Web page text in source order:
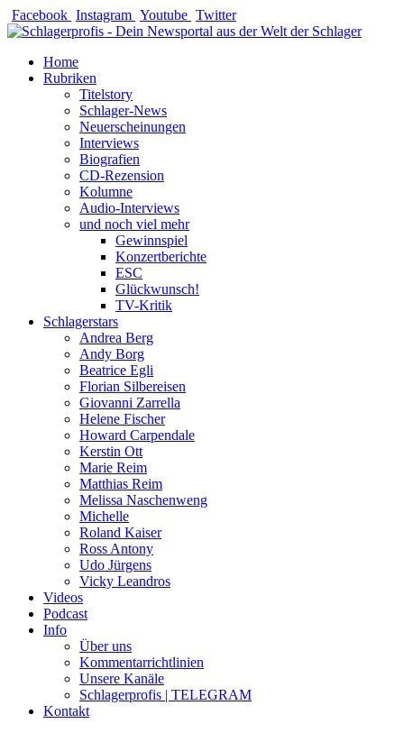
Zum
Inhalt
Facebook Instagram Youtube Twitter
Home
Rubriken
Titelstory
Schlager-News
Neuerscheinungen
Interviews
Biografien
CD-Rezension
Kolumne
Audio-Interviews
und noch viel mehr
Gewinnspiel
Konzertberichte
ESC
Glückwunsch!
TV-Kritik
Schlagerstars
Andrea Berg
Andy Borg
Beatrice Egli
Florian Silbereisen
Giovanni Zarrella
Helene Fischer
Howard Carpendale
Kerstin Ott
Marie Reim
Matthias Reim
Melissa Naschenweng
Michelle
Roland Kaiser
Ross Antony
Udo Jürgens
Vicky Leandros
Videos
Podcast
Info
Über uns
Kommentarrichtlinien
Unsere Kanäle
Schlagerprofis | TELEGRAM
Kontakt